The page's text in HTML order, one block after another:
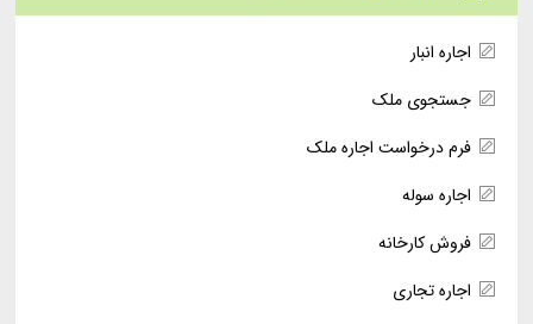
اجاره انبار
جستجوی ملک
فرم درخواست اجاره ملک
اجاره سوله
فروش کارخانه
اجاره تجاری